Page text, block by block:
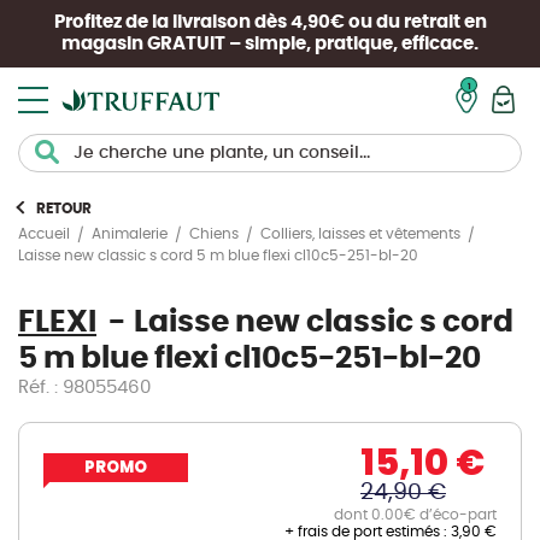
Profitez de la livraison dès 4,90€ ou du retrait en
magasin GRATUIT – simple, pratique, efficace.
RETOUR
Accueil
Animalerie Chiens
Colliers, laisses et vêtements
Laisse new classic s cord 5 m blue flexi cl10c5-251-bl-20
FLEXI
Laisse new classic s cord
5 m blue flexi cl10c5-251-bl-20
Réf. : 98055460
PROMO 15,10 €
24,90 €
dont 0.00€ d’éco-part
+ frais de port estimés : 3,90 €